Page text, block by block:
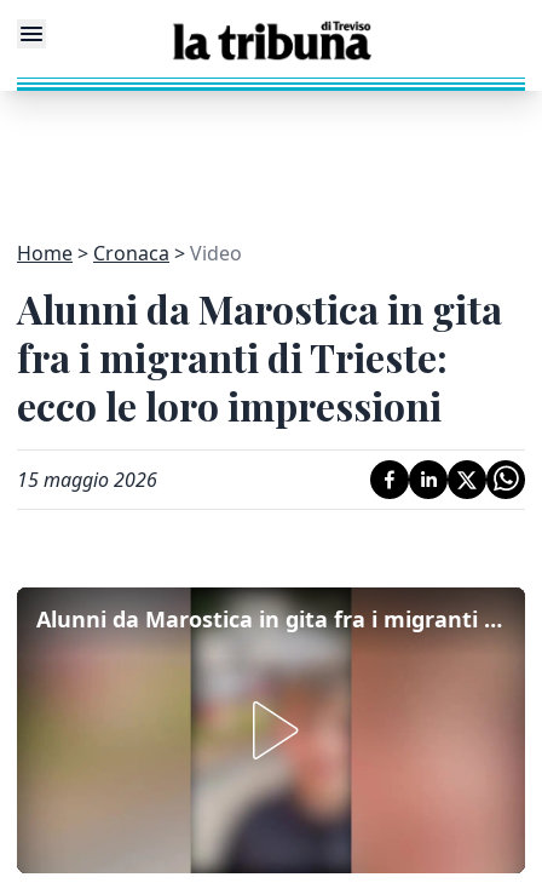
Home Cronaca Video
Alunni da Marostica in gita
fra i migranti di Trieste:
ecco le loro impressioni
15 maggio 2026
Alunni da Marostica in gita fra i migranti di Trieste: ecco le loro impressioni